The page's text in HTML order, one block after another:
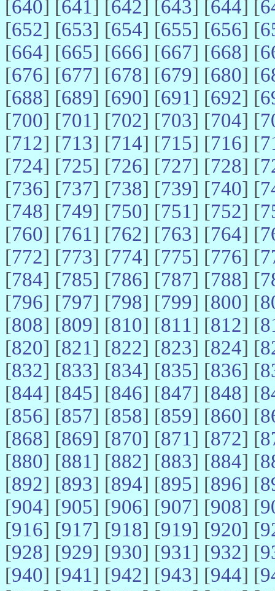
[640] [641] [642] [643] [644] [
[652] [653] [654] [655] [656] [
[664] [665] [666] [667] [668] [
[676] [677] [678] [679] [680] [
[688] [689] [690] [691] [692] [
[700] [701] [702] [703] [704] [
[712] [713] [714] [715] [716] [
[724] [725] [726] [727] [728] [
[736] [737] [738] [739] [740] [
[748] [749] [750] [751] [752] [
[760] [761] [762] [763] [764] [
[772] [773] [774] [775] [776] [
[784] [785] [786] [787] [788] [
[796] [797] [798] [799] [800] [
[808] [809] [810] [811] [812] [
[820] [821] [822] [823] [824] [
[832] [833] [834] [835] [836] [
[844] [845] [846] [847] [848] [
[856] [857] [858] [859] [860] [
[868] [869] [870] [871] [872] [
[880] [881] [882] [883] [884] [
[892] [893] [894] [895] [896] [
[904] [905] [906] [907] [908] [
[916] [917] [918] [919] [920] [
[928] [929] [930] [931] [932] [
[940] [941] [942] [943] [944] [